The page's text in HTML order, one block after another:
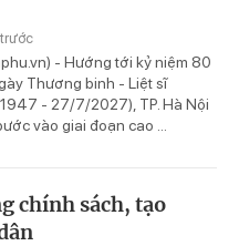
- Hướng tới kỷ niệm 80
Thương binh - Liệt sĩ
- 27/7/2027), TP. Hà Nội
vào giai đoạn cao ...
chính sách, tạo